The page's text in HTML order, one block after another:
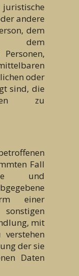
andere
dem
dem
oder
sind, die
zu
Fall
und
einer
mit
der sie
Daten